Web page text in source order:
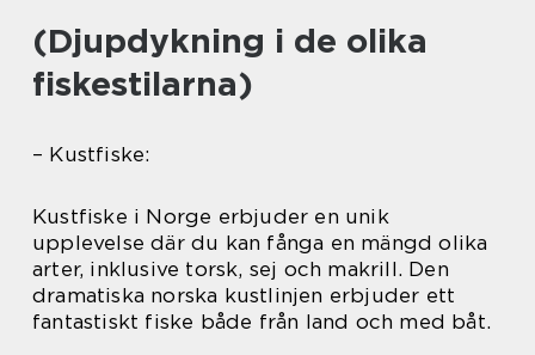
(Djupdykning i de olika
fiskestilarna)
– Kustfiske:
Kustfiske i Norge erbjuder en unik
upplevelse där du kan fånga en mängd olika
arter, inklusive torsk, sej och makrill. Den
dramatiska norska kustlinjen erbjuder ett
fantastiskt fiske både från land och med båt.